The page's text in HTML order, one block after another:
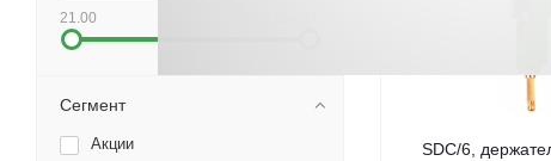
SDC/6,
21.00
Сегмент
Акции